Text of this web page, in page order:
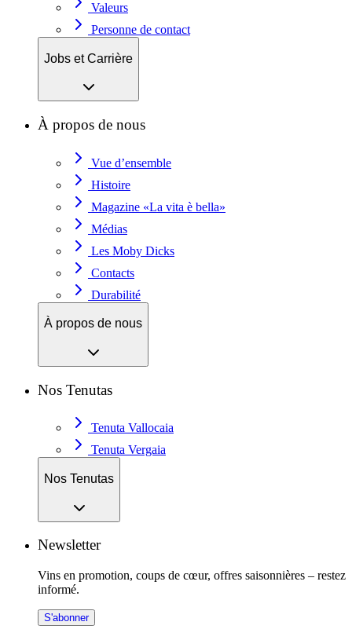
Valeurs
Personne de contact
Jobs et Carrière
À propos de nous
Vue d’ensemble
Histoire
Magazine «La vita è bella»
Médias
Les Moby Dicks
Contacts
Durabilité
À propos de nous
Nos Tenutas
Tenuta Vallocaia
Tenuta Vergaia
Nos Tenutas
Newsletter
Vins en promotion, coups de cœur, offres saisonnières – restez
informé.
S'abonner